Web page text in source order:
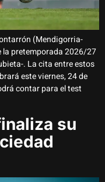
(Mendigorria-
pretemporada 2026/27
. La cita entre estos
este viernes, 24 de
contar para el test
su